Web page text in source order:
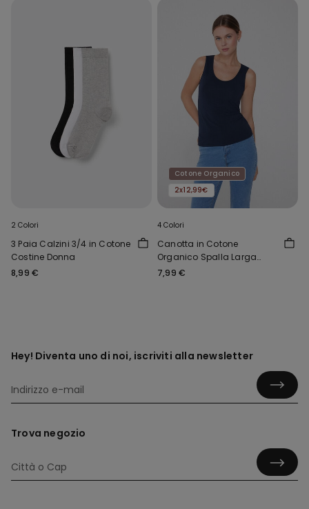
2 Colori
3 Paia Calzini 3/4 in Cotone
Costine Donna
8,99 €
Cotone Organico
2x12,99€
4 Colori
Canotta in Cotone
Organico Spalla Larga
Scollo Stondato
7,99 €
Hey! Diventa uno di noi, iscriviti alla newsletter
Trova negozio